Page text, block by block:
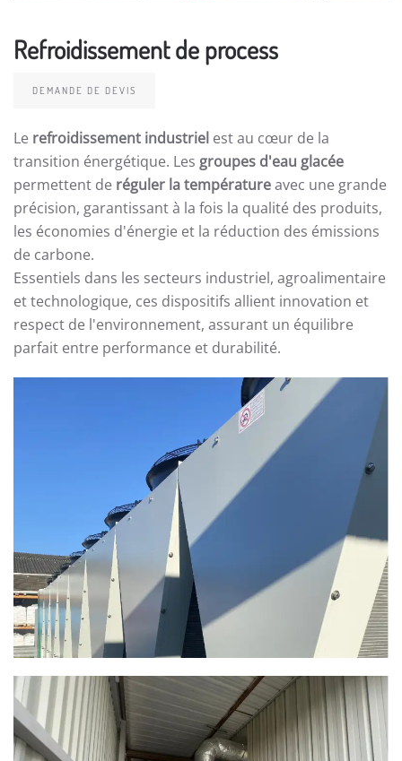
Refroidissement de process
DEMANDE DE DEVIS
Le refroidissement industriel est au cœur de la
transition énergétique. Les groupes d'eau glacée
permettent de réguler la températureavec une grande
précision, garantissant à la fois la qualité des produits,
les économies d'énergie et la réduction des émissions
de carbone.
Essentiels dans les secteurs industriel, agroalimentaire
et technologique, ces dispositifs allient innovation et
respect de l'environnement, assurant un équilibre
parfait entre performance et durabilité.